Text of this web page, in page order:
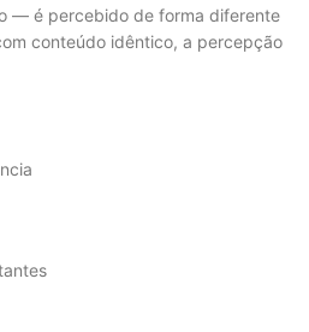
— é percebido de forma diferente
conteúdo idêntico, a percepção